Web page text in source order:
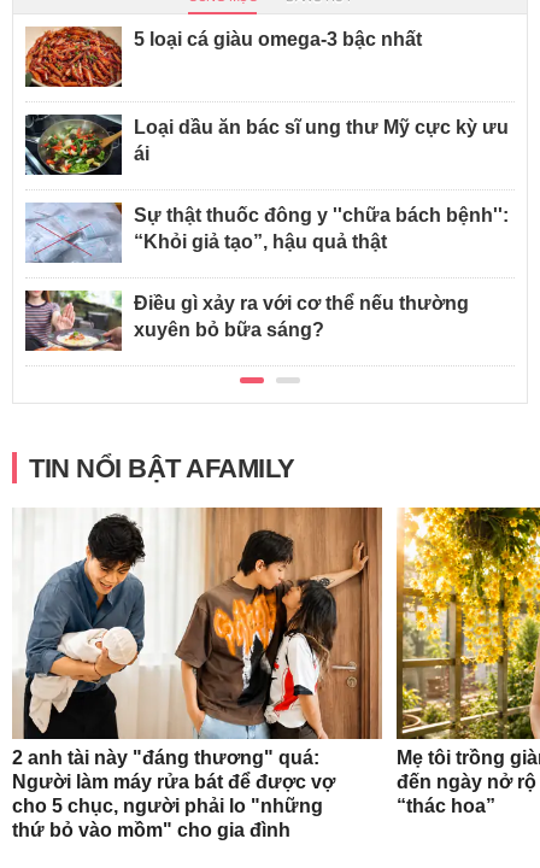
5 loại cá giàu omega-3 bậc nhất
Loại dầu ăn bác sĩ ung thư Mỹ cực kỳ ưu
ái
Sự thật thuốc đông y ''chữa bách bệnh'':
“Khỏi giả tạo”, hậu quả thật
Điều gì xảy ra với cơ thể nếu thường
xuyên bỏ bữa sáng?
TIN NỔI BẬT AFAMILY
2 anh tài này "đáng thương" quá:
Người làm máy rửa bát để được vợ
cho 5 chục, người phải lo "những
thứ bỏ vào mồm" cho gia đình
Mẹ tôi trồng
đến ngày nở
“thác hoa”